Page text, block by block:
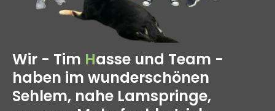
Wir - Tim Hasse und Team -
haben im wunderschönen
Sehlem, nahe Lamspringe,